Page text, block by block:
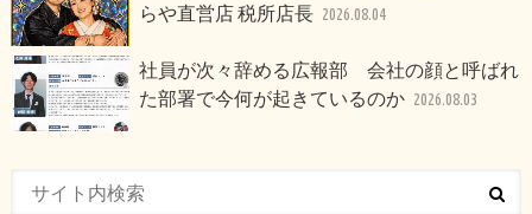
らや直営店 税所店長 2026.08.04
社員が次々辞める広報部 会社の顔と呼ばれ
た部署で今何が起きているのか 2026.08.03